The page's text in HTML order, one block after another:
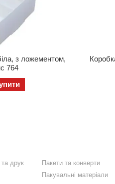
з ложементом,
764
та друк
Пакети та конверти
Пакувальні матеріали